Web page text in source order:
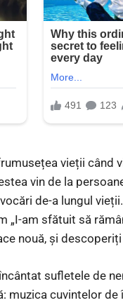
vieții când
vin de la
de-a lungul
„I-am sfătuit să
nouă, și
sufletele de
muzica cuvintelor